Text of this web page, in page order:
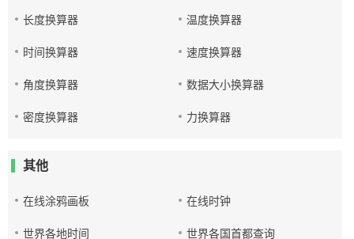
长度换算器 温度换算器
时间换算器 速度换算器
角度换算器 数据大小换算器
密度换算器 力换算器
其他
在线涂鸦画板 在线时钟
世界各地时间 世界各国首都查询